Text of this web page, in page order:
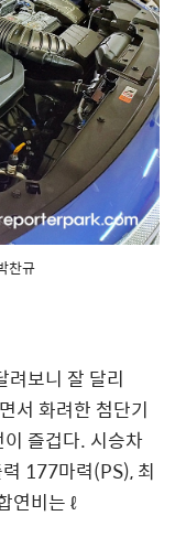
찬규
려보니 잘 달리
서 화려한 첨단기
즐겁다. 시승차
177마력(PS), 최
연비는 ℓ